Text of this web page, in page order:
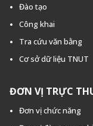
Đào tạo
Công khai
Tra cứu văn bằng
Cơ sở dữ liệu TNUT
ĐƠN VỊ TRỰC
Đơn vị chức năng